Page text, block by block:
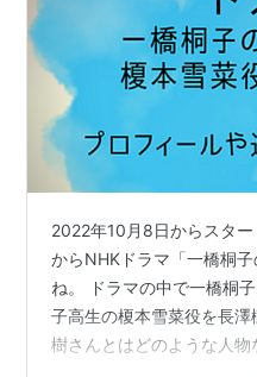
2022年10月8日からスタ
からNHKドラマ「一橋桐
ね。 ドラマの中で一橋桐
子高生の榎本雪菜役を長
樹さんとはどのような人物